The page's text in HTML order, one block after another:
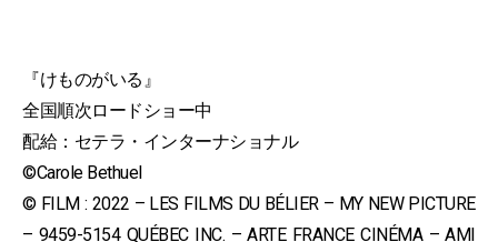
『けものがいる』
全国順次ロードショー中
配給：セテラ・インターナショナル
©Carole Bethuel
© FILM : 2022 – LES FILMS DU BÉLIER – MY NEW PICTURE
– 9459-5154 QUÉBEC INC. – ARTE FRANCE CINÉMA – AMI